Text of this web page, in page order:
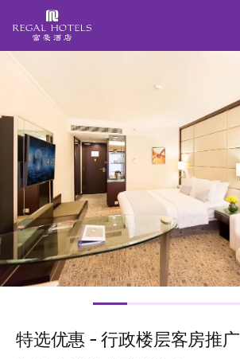
主
Secondary
menu
特选优惠 - 行政楼层客房推广